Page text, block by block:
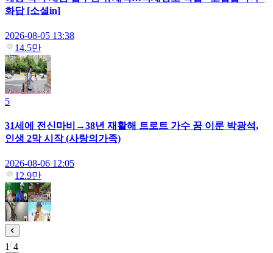
화답 [소셜in]
2026-08-05 13:38
14.5만
5
31세에 전신마비→38년 재활해 트로트 가수 꿈 이룬 박광석,
인생 2막 시작 (사랑의가족)
2026-08-06 12:05
12.9만
1 4